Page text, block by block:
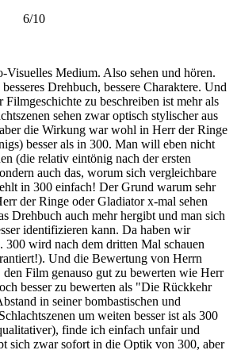
6/10
Medium. Also sehen und hören.
Drehbuch, bessere Charaktere. Und
zu beschreiben ist mehr als
sehen zwar optisch stylischer aus
die Wirkung war wohl in Herr der Ringe
besser als in 300. Man will eben nicht
(die relativ eintönig nach der ersten
auch das, worum sich vergleichbare
in 300 einfach! Der Grund warum sehr
der Ringe oder Gladiator x-mal sehen
Drehbuch auch mehr hergibt und man sich
identifizieren kann. Da haben wir
300 wird nach dem dritten Mal schauen
Und die Bewertung von Herrn
Film genauso gut zu bewerten wie Herr
besser zu bewerten als "Die Rückkehr
in seiner bombastischen und
um weiten besser ist als 300
finde ich einfach unfair und
sich zwar sofort in die Optik von 300, aber